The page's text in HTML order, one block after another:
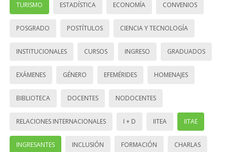
TURISMO ESTADÍSTICA ECONOMÍA CONVENIOS
POSGRADO POSTÍTULOS CIENCIA Y TECNOLOGÍA
INSTITUCIONALES CURSOS INGRESO GRADUADOS
EXÁMENES GÉNERO EFEMÉRIDES HOMENAJES
BIBLIOTECA DOCENTES NODOCENTES
RELACIONES INTERNACIONALES I + D IITEA IITAE
INGRESANTES INCLUSIÓN FORMACIÓN CHARLAS